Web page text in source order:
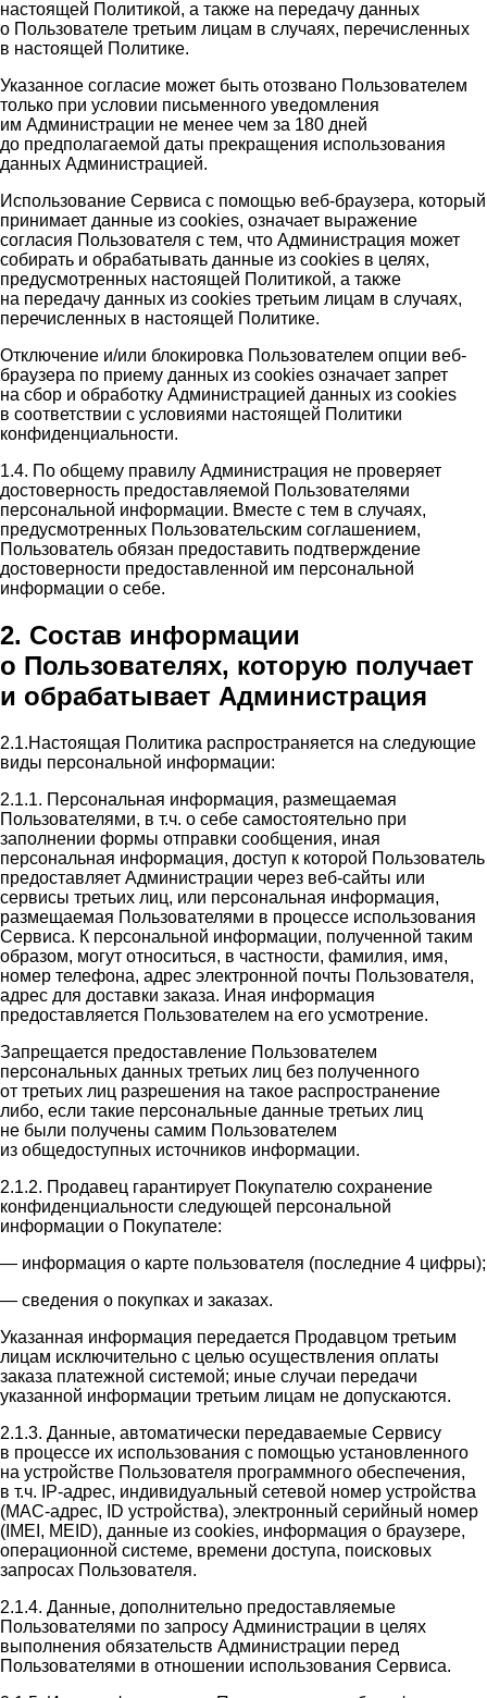
настоящей Политикой, а также на передачу данных
о Пользователе третьим лицам в случаях, перечисленных
в настоящей Политике.
Указанное согласие может быть отозвано Пользователем
только при условии письменного уведомления
им Администрации не менее чем за 180 дней
до предполагаемой даты прекращения использования
данных Администрацией.
Использование Сервиса с помощью веб-браузера, который
принимает данные из cookies, означает выражение
согласия Пользователя с тем, что Администрация может
собирать и обрабатывать данные из cookies в целях,
предусмотренных настоящей Политикой, а также
на передачу данных из cookies третьим лицам в случаях,
перечисленных в настоящей Политике.
Отключение и/или блокировка Пользователем опции веб-
браузера по приему данных из cookies означает запрет
на сбор и обработку Администрацией данных из cookies
в соответствии с условиями настоящей Политики
конфиденциальности.
1.4. По общему правилу Администрация не проверяет
достоверность предоставляемой Пользователями
персональной информации. Вместе с тем в случаях,
предусмотренных Пользовательским соглашением,
Пользователь обязан предоставить подтверждение
достоверности предоставленной им персональной
информации о себе.
2. Состав информации
о Пользователях, которую получает
и обрабатывает Администрация
2.1.Настоящая Политика распространяется на следующие
виды персональной информации:
2.1.1. Персональная информация, размещаемая
Пользователями, в т.ч. о себе самостоятельно при
заполнении формы отправки сообщения, иная
персональная информация, доступ к которой Пользователь
предоставляет Администрации через веб-сайты или
сервисы третьих лиц, или персональная информация,
размещаемая Пользователями в процессе использования
Сервиса. К персональной информации, полученной таким
образом, могут относиться, в частности, фамилия, имя,
номер телефона, адрес электронной почты Пользователя,
адрес для доставки заказа. Иная информация
предоставляется Пользователем на его усмотрение.
Запрещается предоставление Пользователем
персональных данных третьих лиц без полученного
от третьих лиц разрешения на такое распространение
либо, если такие персональные данные третьих лиц
не были получены самим Пользователем
из общедоступных источников информации.
2.1.2. Продавец гарантирует Покупателю сохранение
конфиденциальности следующей персональной
информации о Покупателе:
— информация о карте пользователя (последние 4 цифры);
— сведения о покупках и заказах.
Указанная информация передается Продавцом третьим
лицам исключительно с целью осуществления оплаты
заказа платежной системой; иные случаи передачи
указанной информации третьим лицам не допускаются.
2.1.3. Данные, автоматически передаваемые Сервису
в процессе их использования с помощью установленного
на устройстве Пользователя программного обеспечения,
в т.ч. IP-адрес, индивидуальный сетевой номер устройства
(MAC-адрес, ID устройства), электронный серийный номер
(IMEI, MEID), данные из cookies, информация о браузере,
операционной системе, времени доступа, поисковых
запросах Пользователя.
2.1.4. Данные, дополнительно предоставляемые
Пользователями по запросу Администрации в целях
выполнения обязательств Администрации перед
Пользователями в отношении использования Сервиса.